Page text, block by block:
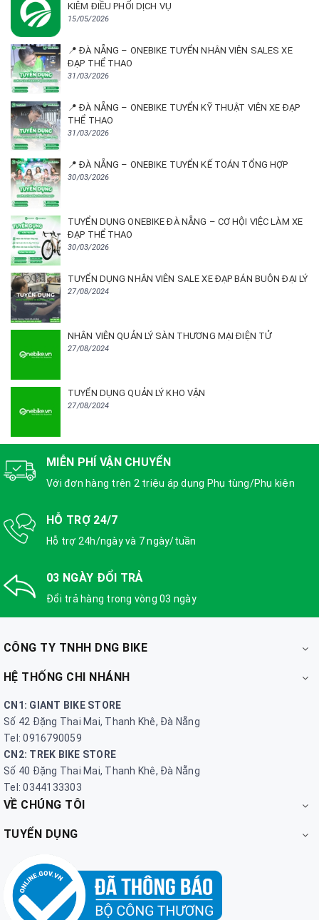
KIÊM ĐIỀU PHỐI DỊCH VỤ
15/05/2026
📍 ĐÀ NẴNG – ONEBIKE TUYỂN NHÂN VIÊN SALES XE
ĐẠP THỂ THAO
31/03/2026
📍 ĐÀ NẴNG – ONEBIKE TUYỂN KỸ THUẬT VIÊN XE ĐẠP
THỂ THAO
31/03/2026
📍 ĐÀ NẴNG – ONEBIKE TUYỂN KẾ TOÁN TỔNG HỢP
30/03/2026
TUYỂN DỤNG ONEBIKE ĐÀ NẴNG – CƠ HỘI VIỆC LÀM XE
ĐẠP THỂ THAO
30/03/2026
TUYỂN DỤNG NHÂN VIÊN SALE XE ĐẠP BÁN BUÔN ĐẠI LÝ
27/08/2024
NHÂN VIÊN QUẢN LÝ SÀN THƯƠNG MẠI ĐIỆN TỬ
27/08/2024
TUYỂN DỤNG QUẢN LÝ KHO VẬN
27/08/2024
MIỄN PHÍ VẬN CHUYỂN
Với đơn hàng trên 2 triệu áp dụng Phụ tùng/Phụ kiện
HỖ TRỢ 24/7
Hỗ trợ 24h/ngày và 7 ngày/tuần
03 NGÀY ĐỔI TRẢ
Đổi trả hàng trong vòng 03 ngày
CÔNG TY TNHH DNG BIKE
HỆ THỐNG CHI NHÁNH
CN1: GIANT BIKE STORE
Số 42 Đặng Thai Mai, Thanh Khê, Đà Nẵng
Tel: 0916790059
CN2: TREK BIKE STORE
Số 40 Đặng Thai Mai, Thanh Khê, Đà Nẵng
Tel: 0344133303
VỀ CHÚNG TÔI
TUYỂN DỤNG